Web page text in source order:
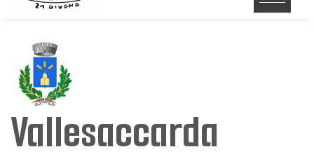
Vallesaccarda